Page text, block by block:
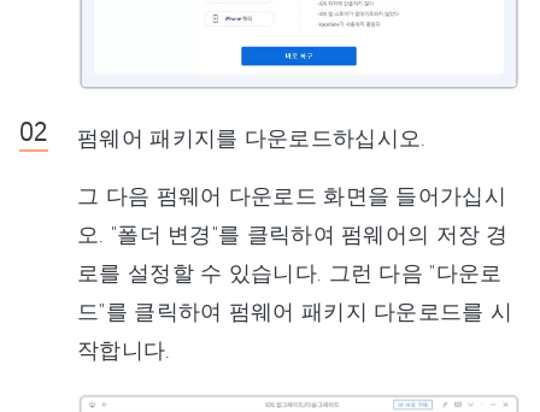
펌웨어 패키지를 다운로드하십시오.
그 다음 펌웨어 다운로드 화면을 들어가십시
오. "폴더 변경"를 클릭하여 펌웨어의 저장 경
로를 설정할 수 있습니다. 그런 다음 "다운로
드"를 클릭하여 펌웨어 패키지 다운로드를 시
작합니다.